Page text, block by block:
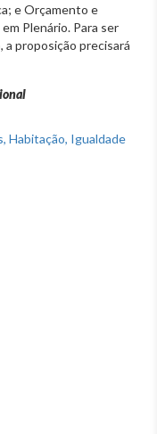
e Orçamento e
Plenário. Para ser
a proposição precisará